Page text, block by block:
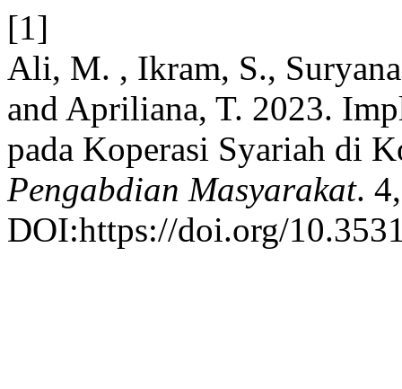
[1]
Ali, M. , Ikram, S.,
and Apriliana, T. 2023.
pada Koperasi Syariah di
Pengabdian Masyarakat.
DOI:https://doi.org/